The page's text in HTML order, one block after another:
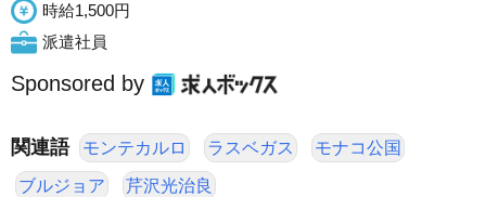
時給1,500円
派遣社員
Sponsored by
関連語 モンテカルロ ラスベガス モナコ公国
ブルジョア 芹沢光治良